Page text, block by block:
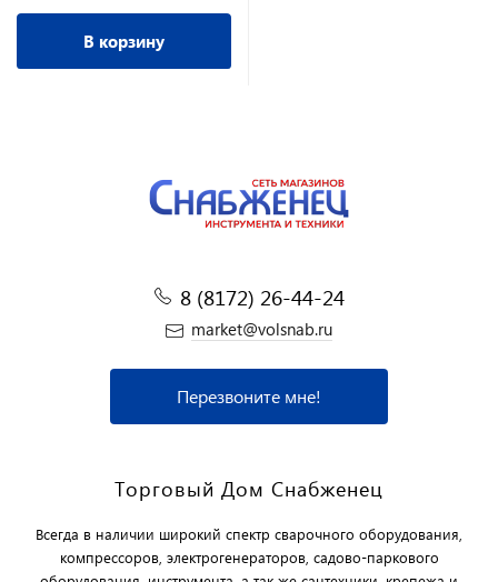
В корзину
8 (8172) 26-44-24
market@volsnab.ru
Перезвоните мне!
Торговый Дом Снабженец
Всегда в наличии широкий спектр сварочного оборудования,
компрессоров, электрогенераторов, садово-паркового